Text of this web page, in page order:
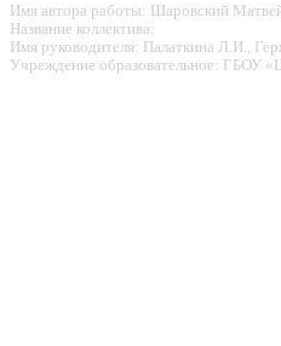
Имя автора работы: Шаровский
Название коллектива:
Имя руководителя: Палаткина Л.И.,
Учреждение образовательное: ГБОУ